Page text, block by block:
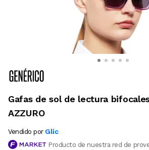
Gafas de sol de lectura
AZZURO
Vendido por Glic
Producto de nuestra red de